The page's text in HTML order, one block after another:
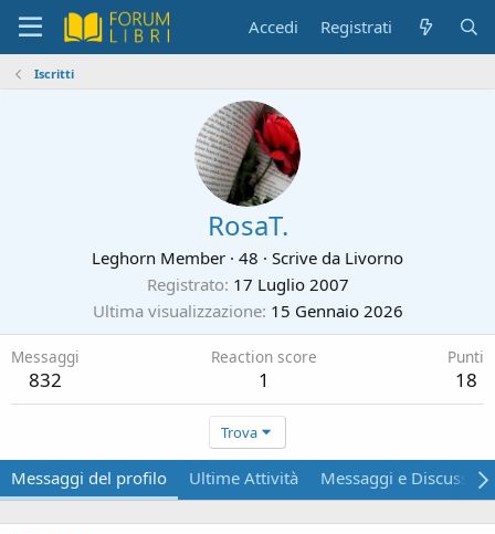
Accedi Registrati
Iscritti
RosaT.
Leghorn Member · 48 · Scrive da Livorno
Registrato 17 Luglio 2007
Ultima visualizzazione 15 Gennaio 2026
Messaggi
832
Reaction score
1
Punti
18
Trova
Messaggi del profilo Ultime Attività Messaggi e